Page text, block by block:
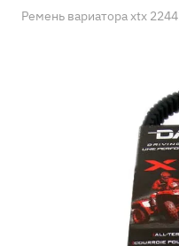
Ремень вариатора xtx 2244